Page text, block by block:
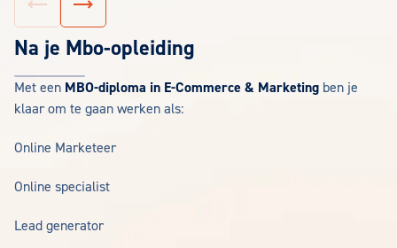
Vorige slideVolgende slide
Na je Mbo-opleiding
Met een MBO-diploma in E-Commerce & Marketing ben je
klaar om te gaan werken als:
Online Marketeer
Online specialist
Lead generator